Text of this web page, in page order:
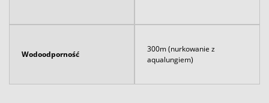
Wodoodporność
300m (nurkowanie z
aqualungiem)